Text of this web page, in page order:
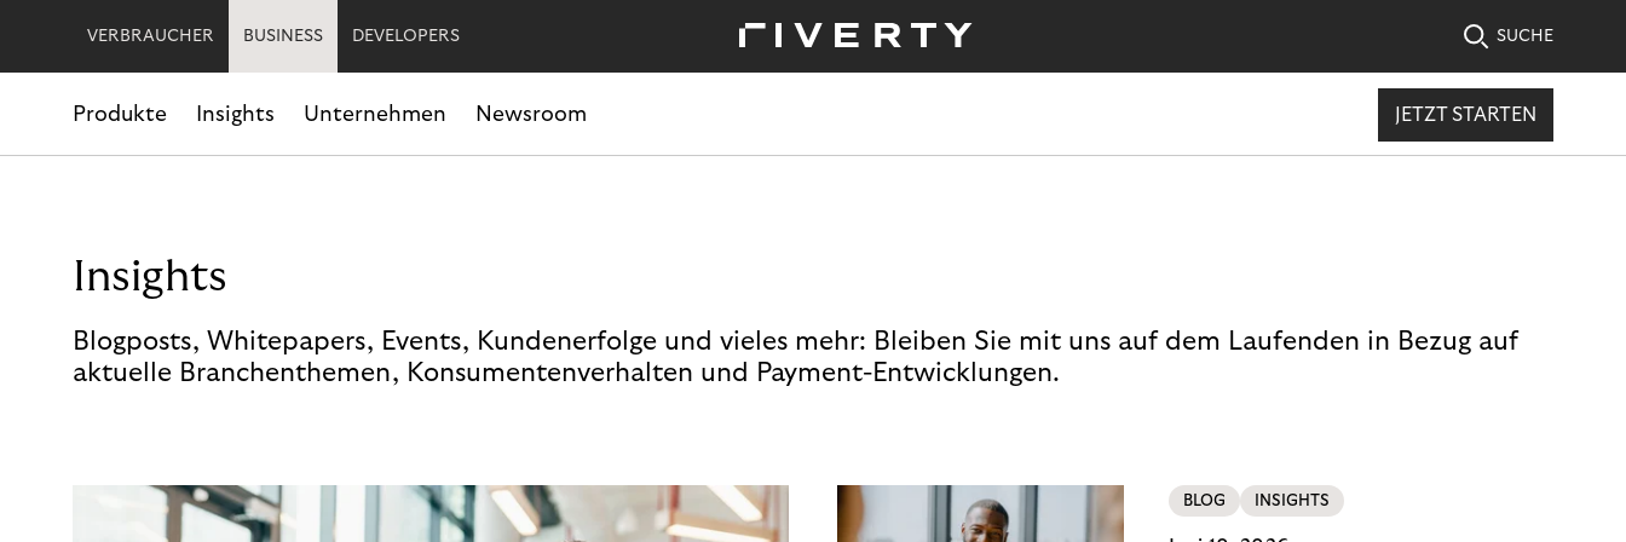
VERBRAUCHER BUSINESS DEVELOPERS SUCHE
Produkte Insights Unternehmen Newsroom JETZT STARTEN
Insights
Blogposts, Whitepapers, Events, Kundenerfolge und vieles mehr: Bleiben Sie mit uns auf dem Laufenden in Bezug auf
aktuelle Branchenthemen, Konsumentenverhalten und Payment-Entwicklungen.
BLOG INSIGHTS